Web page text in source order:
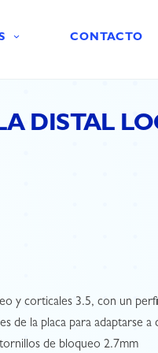
CONTACTO
DISTAL
y corticales 3.5, con un
de la placa para adaptarse a
de bloqueo 2.7mm